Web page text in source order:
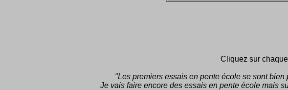
Cliquez sur
"Les premiers essais en pente école se sont
Je vais faire encore des essais en pente école mais